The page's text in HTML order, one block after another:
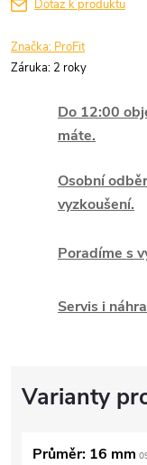
Dotaz k produktu
Značka: ProFit
Záruka: 2 roky
Do 12:00
máte.
Osobní
vyzkoušení.
Poradíme s
Servis i
Průměr: 16 mm